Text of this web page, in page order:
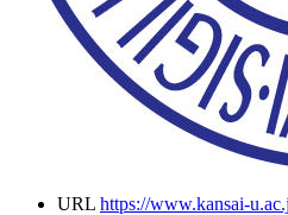
URL https://www.kansai-